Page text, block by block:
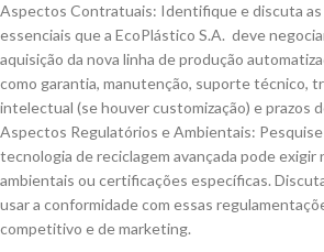
Aspectos Contratuais: Identifique e discuta
essenciais que a EcoPlástico S.A. deve
aquisição da nova linha de produção
como garantia, manutenção, suporte técnico,
intelectual (se houver customização) e prazos
Aspectos Regulatórios e Ambientais: Pesquise
tecnologia de reciclagem avançada pode exigir
ambientais ou certificações específicas.
usar a conformidade com essas
competitivo e de marketing.